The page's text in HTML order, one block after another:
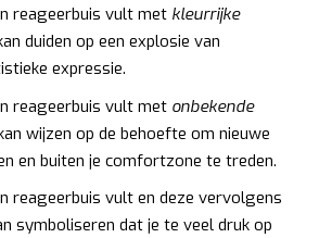
reageerbuis vult met kleurrijke
duiden op een explosie van
expressie.
reageerbuis vult met onbekende
wijzen op de behoefte om nieuwe
en buiten je comfortzone te treden.
reageerbuis vult en deze vervolgens
symboliseren dat je te veel druk op